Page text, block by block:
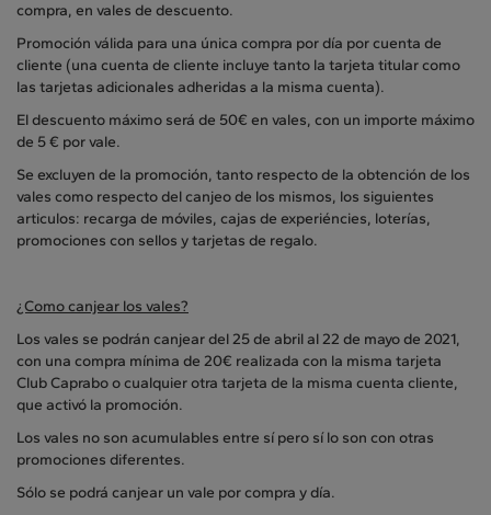
compra, en vales de descuento.
Promoción válida para una única compra por día por cuenta de
cliente (una cuenta de cliente incluye tanto la tarjeta titular como
las tarjetas adicionales adheridas a la misma cuenta).
El descuento máximo será de 50€ en vales, con un importe máximo
de 5 € por vale.
Se excluyen de la promoción, tanto respecto de la obtención de los
vales como respecto del canjeo de los mismos, los siguientes
articulos: recarga de móviles, cajas de experiéncies, loterías,
promociones con sellos y tarjetas de regalo.
¿Como canjear los vales?
Los vales se podrán canjear del 25 de abril al 22 de mayo de 2021,
con una compra mínima de 20€ realizada con la misma tarjeta
Club Caprabo o cualquier otra tarjeta de la misma cuenta cliente,
que activó la promoción.
Los vales no son acumulables entre sí pero sí lo son con otras
promociones diferentes.
Sólo se podrá canjear un vale por compra y día.